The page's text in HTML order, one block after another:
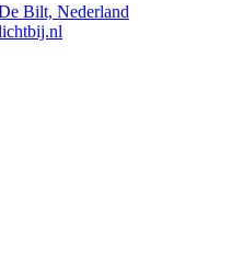
Bilt, Nederland